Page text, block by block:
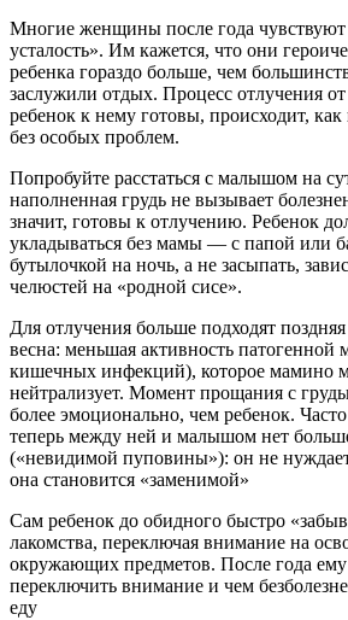
Многие женщины после года
усталость». Им кажется, что они
ребенка гораздо больше, чем
заслужили отдых. Процесс отлучения
ребенок к нему готовы, происходит,
без особых проблем.
Попробуйте расстаться с малышом на
наполненная грудь не вызывает
значит, готовы к отлучению. Ребенок
укладываться без мамы — с папой или
бутылочкой на ночь, а не засыпать,
челюстей на «родной сисе».
Для отлучения больше подходят
весна: меньшая активность
кишечных инфекций), которое мамино
нейтрализует. Момент прощания с
более эмоционально, чем ребенок.
теперь между ней и малышом нет
(«невидимой пуповины»): он не
она становится «заменимой»
Сам ребенок до обидного быстро
лакомства, переключая внимание на
окружающих предметов. После года ему
переключить внимание и чем
еду